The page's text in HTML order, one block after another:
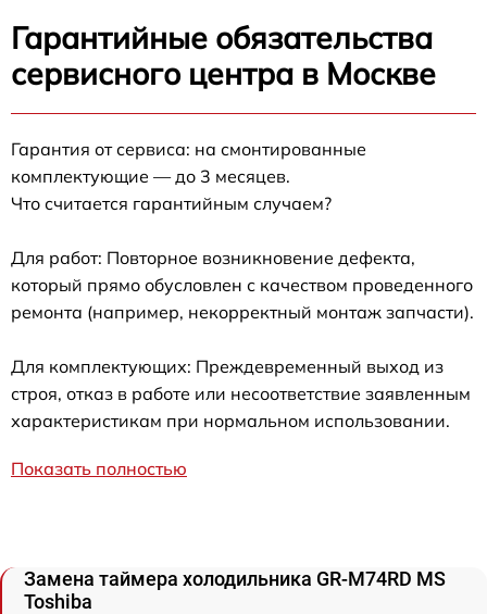
Гарантийные обязательства
сервисного центра в Москве
Гарантия от сервиса: на смонтированные
комплектующие — до 3 месяцев.
Что считается гарантийным случаем?
Для работ: Повторное возникновение дефекта,
который прямо обусловлен с качеством проведенного
ремонта (например, некорректный монтаж запчасти).
Для комплектующих: Преждевременный выход из
строя, отказ в работе или несоответствие заявленным
характеристикам при нормальном использовании.
Показать полностью
Замена таймера холодильника GR-M74RD MS
Toshiba